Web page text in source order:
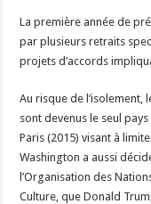
La première année de
par plusieurs retraits
projets d’accords
Au risque de l’isolement,
sont devenus le seul
Paris (2015) visant à
Washington a aussi
l’Organisation des
Culture, que Donald